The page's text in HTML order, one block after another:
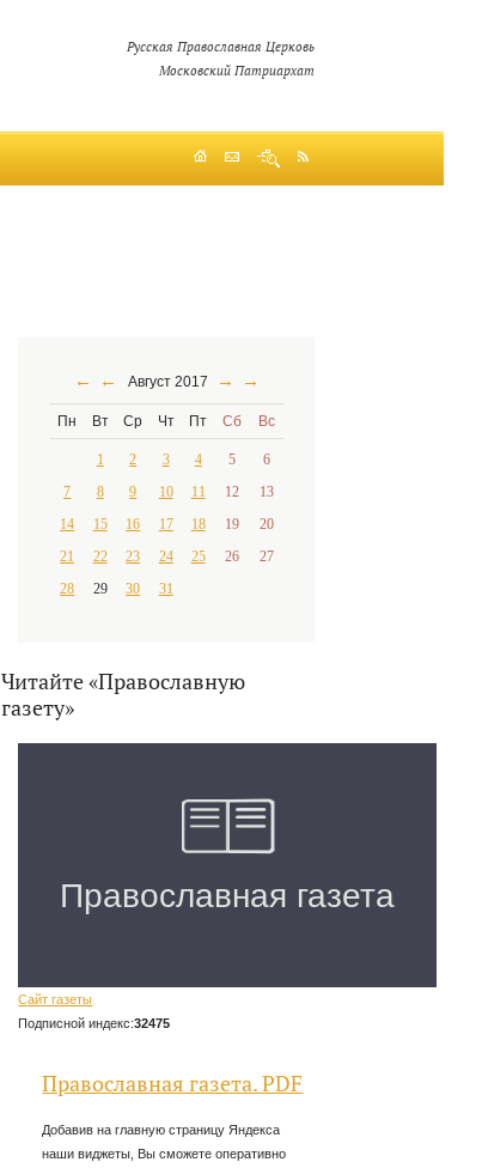
Русская Православная Церковь
Московский Патриархат
← ← Август 2017 → →
Пн Вт Ср Чт Пт Сб Вс
1 2 3 4 5
6
7
8 9 10 11 12
13
14
15 16 17 18 19
20
21
22 23 24 25 26
27
28
29 30 31
Читайте «Православную
газету»
Сайт газеты
Подписной индекс:32475
Православная газета. PDF
Добавив на главную страницу Яндекса
наши виджеты, Вы сможете оперативно